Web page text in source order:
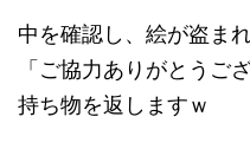
中を確認し、絵が盗ま
「ご協力ありがとうご
持ち物を返しますｗ